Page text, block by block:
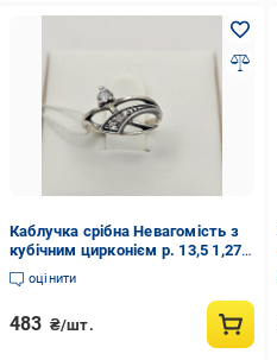
Каблучка срібна Невагомість з
кубічним цирконієм р. 13,5 1,27 г
(3023997092)
оцінити
483 ₴/шт.